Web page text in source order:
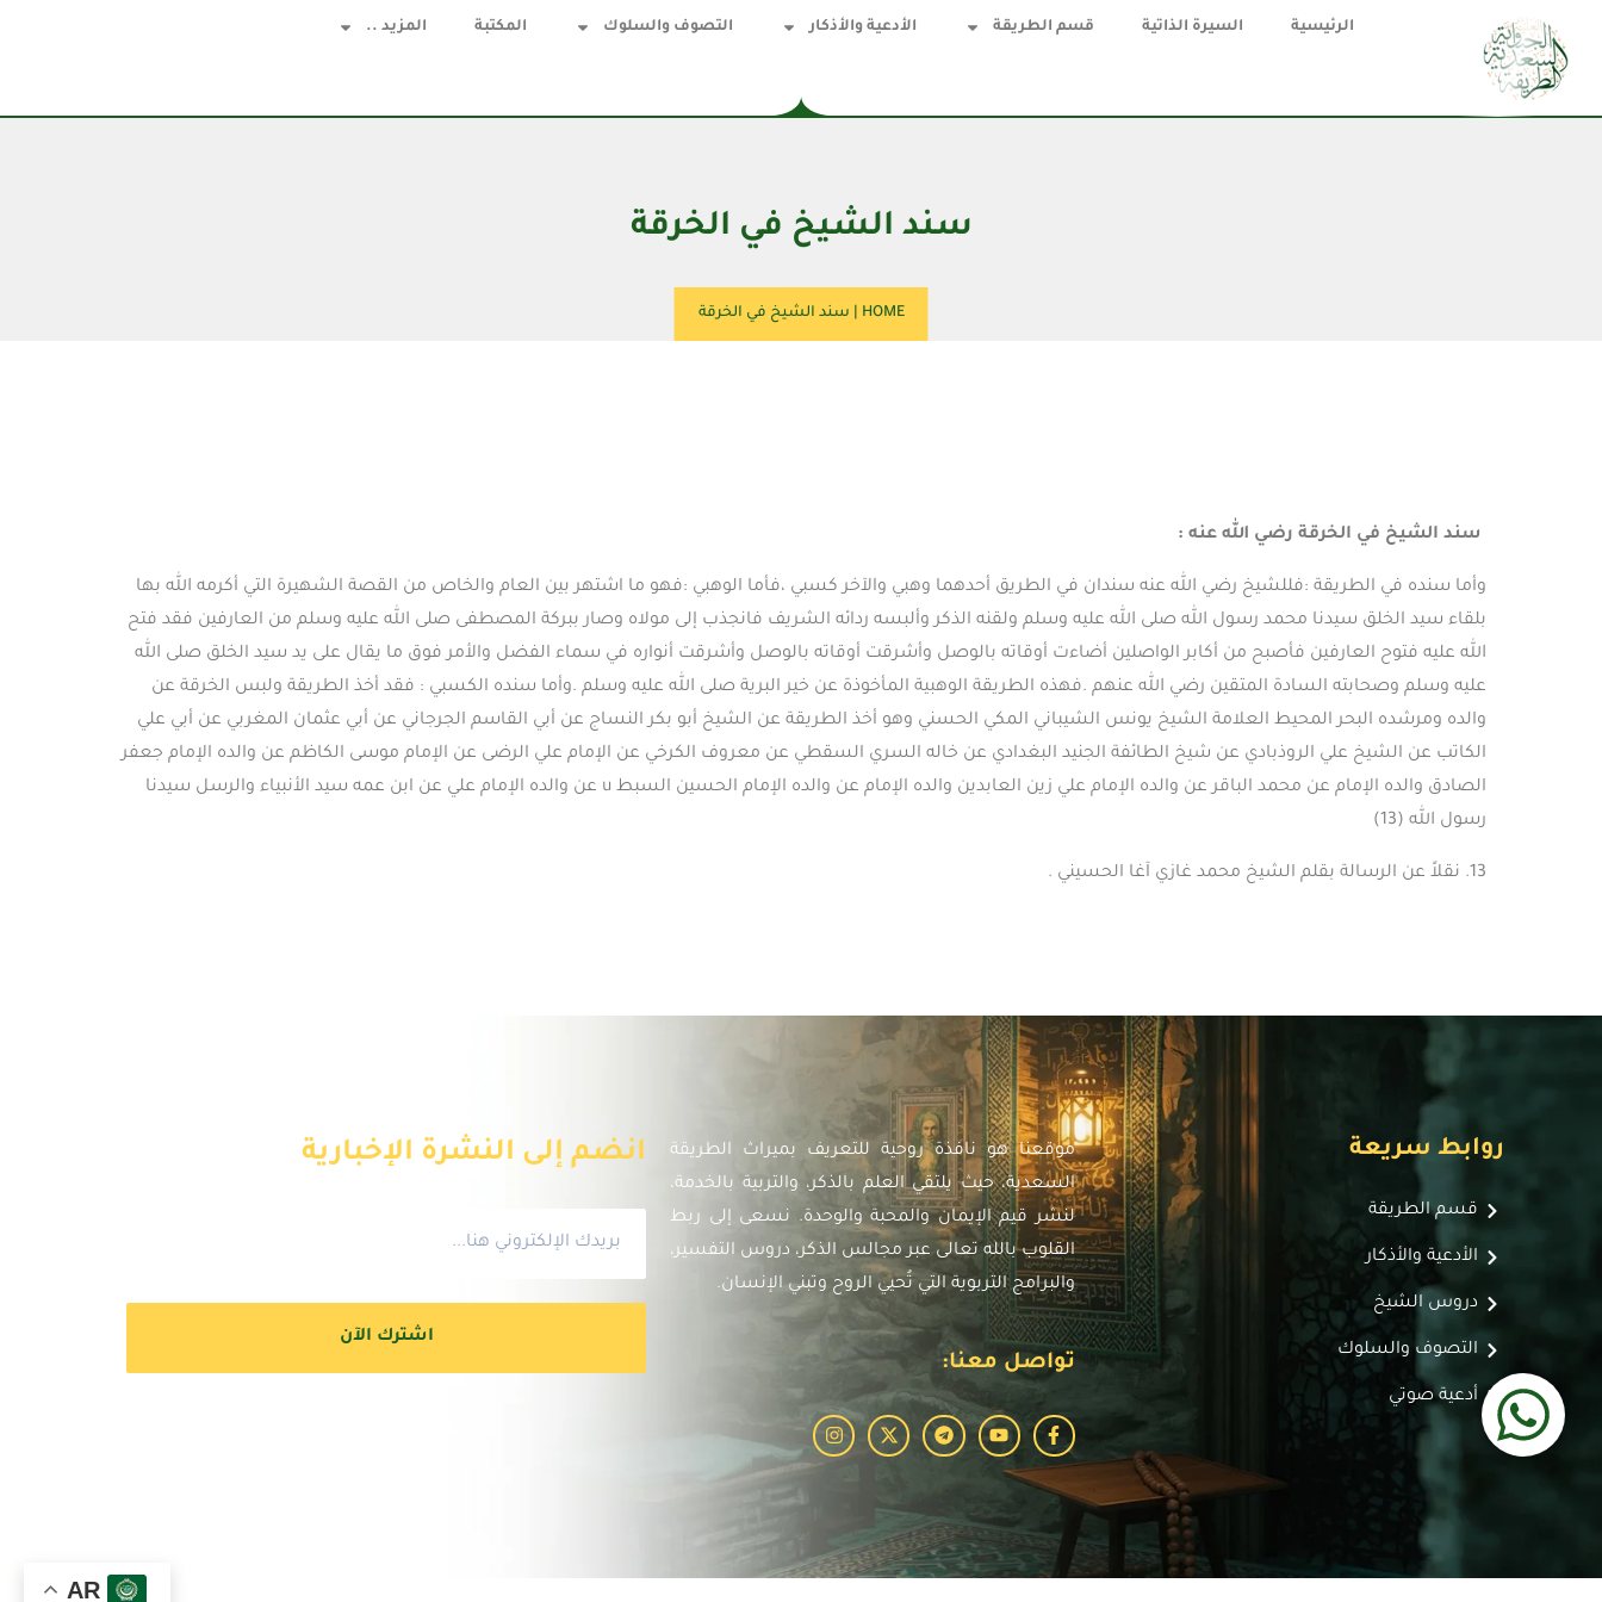
الرئيسية السيرة الذاتية قسم الطريقة الأدعية والأذكار التصوف والسلوك المكتبة المزيد ..
سند الشيخ في الخرقة
HOME سند الشيخ في الخرقة
سند الشيخ في الخرقة رضي الله عنه :
وأما سنده في الطريقة :فللشيخ رضي الله عنه سندان في الطريق أحدهما وهبي والآخر كسبي ،فأما الوهبي :فهو ما اشتهر بين العام والخاص من القصة الشهيرة التي أكرمه الله بها
بلقاء سيد الخلق سيدنا محمد رسول الله صلى الله عليه وسلم ولقنه الذكر وألبسه ردائه الشريف فانجذب إلى مولاه وصار ببركة المصطفى صلى الله عليه وسلم من العارفين فقد فتح
الله عليه فتوح العارفين فأصبح من أكابر الواصلين أضاءت أوقاته بالوصل وأشرقت أوقاته بالوصل وأشرقت أنواره في سماء الفضل والأمر فوق ما يقال على يد سيد الخلق صلى الله
عليه وسلم وصحابته السادة المتقين رضي الله عنهم .فهذه الطريقة الوهبية المأخوذة عن خير البرية صلى الله عليه وسلم .وأما سنده الكسبي : فقد أخذ الطريقة ولبس الخرقة عن
والده ومرشده البحر المحيط العلامة الشيخ يونس الشيباني المكي الحسني وهو أخذ الطريقة عن الشيخ أبو بكر النساج عن أبي القاسم الجرجاني عن أبي عثمان المغربي عن أبي علي
الكاتب عن الشيخ علي الروذبادي عن شيخ الطائفة الجنيد البغدادي عن خاله السري السقطي عن معروف الكرخي عن الإمام علي الرضى عن الإمام موسى الكاظم عن والده الإمام جعفر
الصادق والده الإمام عن محمد الباقر عن والده الإمام علي زين العابدين والده الإمام عن والده الإمام الحسين السبط u عن والده الإمام علي عن ابن عمه سيد الأنبياء والرسل سيدنا
رسول الله (13)
13. نقلاً عن الرسالة بقلم الشيخ محمد غازي آغا الحسيني .
روابط سريعة
قسم الطريقة
الأدعية والأذكار
دروس الشيخ
التصوف والسلوك
أدعية صوتي
موقعنا هو نافذة روحية للتعريف بميراث الطريقة
السعدية، حيث يلتقي العلم بالذكر، والتربية بالخدمة،
لنشر قيم الإيمان والمحبة والوحدة. نسعى إلى ربط
القلوب بالله تعالى عبر مجالس الذكر، دروس التفسير،
والبرامج التربوية التي تُحيي الروح وتبني الإنسان.
تواصل معنا:
انضم إلى النشرة الإخبارية
اشترك الآن
AR